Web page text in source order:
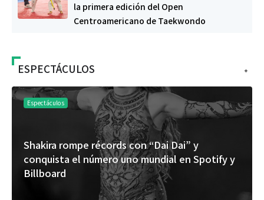
la primera edición del Open
Centroamericano de Taekwondo
+
ESPECTÁCULOS
Espectáculos
Shakira rompe récords con “Dai Dai” y
conquista el número uno mundial en Spotify y
Billboard